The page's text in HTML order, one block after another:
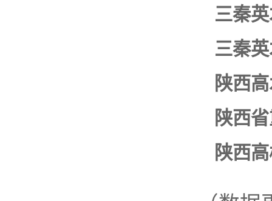
三秦
三秦
陕西
陕西
陕西